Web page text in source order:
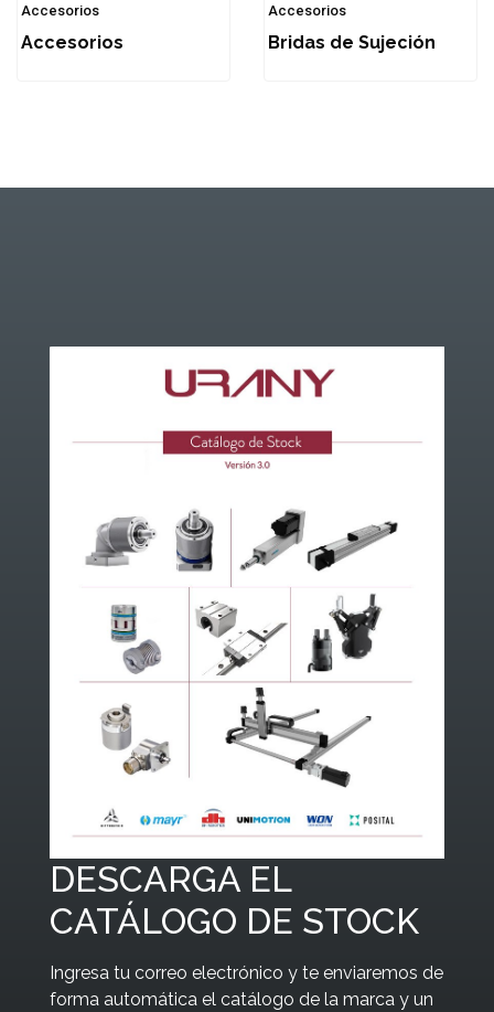
Accesorios
Accesorios
Accesorios
Bridas de Sujeción
DESCARGA EL
CATÁLOGO DE STOCK
Ingresa tu correo electrónico y te enviaremos de
forma automática el catálogo de la marca y un